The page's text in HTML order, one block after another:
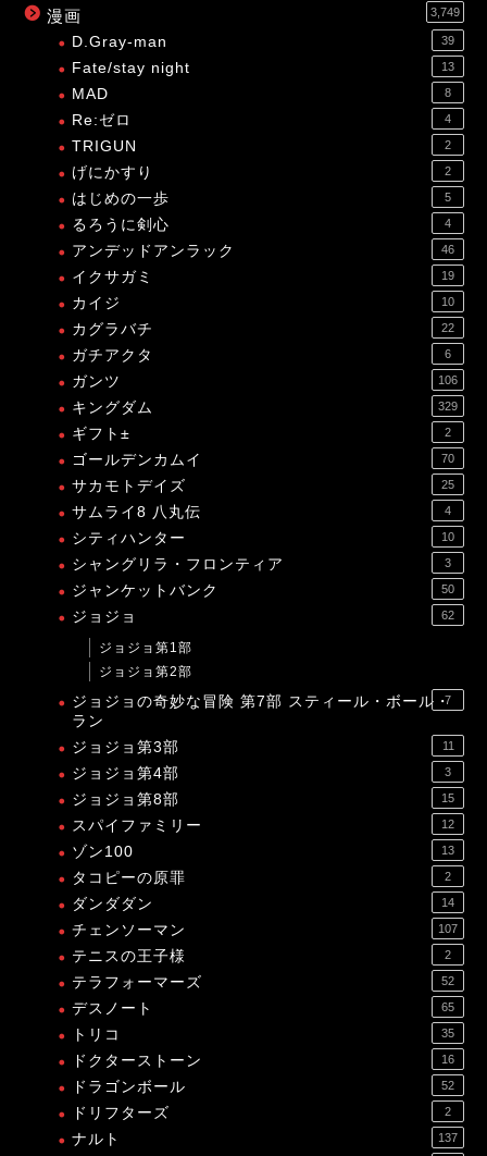
漫画 3,749
D.Gray-man 39
Fate/stay night 13
MAD 8
Re:ゼロ 4
TRIGUN 2
げにかすり 2
はじめの一歩 5
るろうに剣心 4
アンデッドアンラック 46
イクサガミ 19
カイジ 10
カグラバチ 22
ガチアクタ 6
ガンツ 106
キングダム 329
ギフト± 2
ゴールデンカムイ 70
サカモトデイズ 25
サムライ8 八丸伝 4
シティハンター 10
シャングリラ・フロンティア 3
ジャンケットバンク 50
ジョジョ 62
ジョジョ第1部
ジョジョ第2部
ジョジョの奇妙な冒険 第7部 スティール・ボール・
ラン
7
ジョジョ第3部 11
ジョジョ第4部 3
ジョジョ第8部 15
スパイファミリー 12
ゾン100 13
タコピーの原罪 2
ダンダダン 14
チェンソーマン 107
テニスの王子様 2
テラフォーマーズ 52
デスノート 65
トリコ 35
ドクターストーン 16
ドラゴンボール 52
ドリフターズ 2
ナルト 137